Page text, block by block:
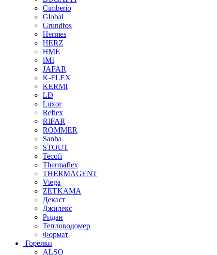
Cimberio
Global
Grundfos
Hermes
HERZ
HME
IMI
JAFAR
K-FLEX
KERMI
LD
Luxor
Reflex
RIFAR
ROMMER
Sanha
STOUT
Tecofi
Thermaflex
THERMAGENT
Viega
ZETKAMA
Декаст
Джилекс
Ридан
Тепловодомер
Формат
Горелки
ALSO